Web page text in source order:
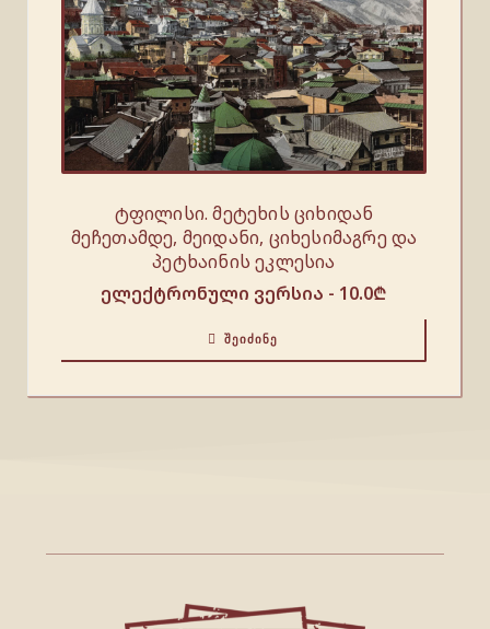
ტფილისი. მეტეხის ციხიდან
მეჩეთამდე, მეიდანი, ციხესიმაგრე და
პეტხაინის ეკლესია
ელექტრონული ვერსია - 10.0₾
ᲨᲔᲘᲫᲘᲜᲔ